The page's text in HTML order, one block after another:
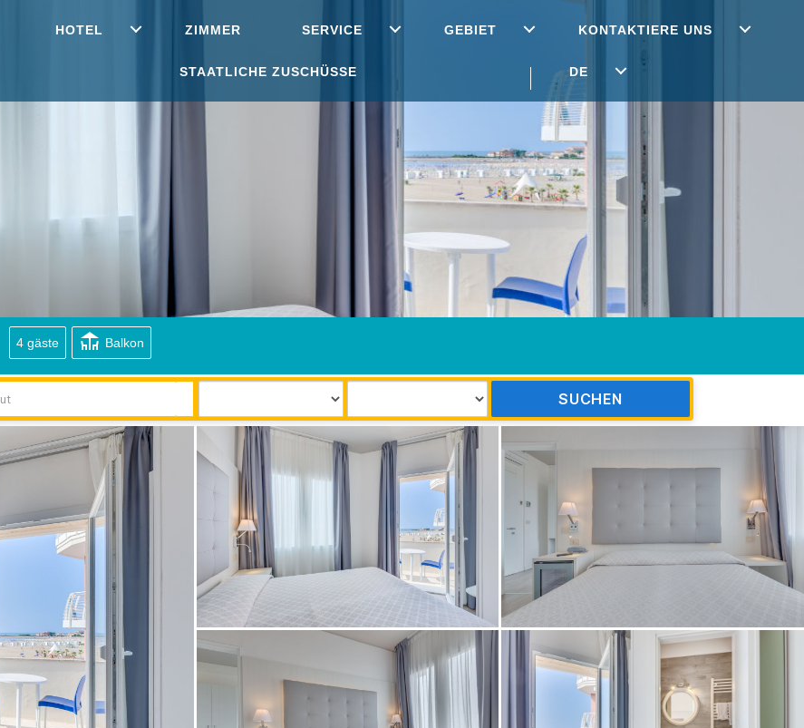
HOTEL ZIMMER SERVICE GEBIET KONTAKTIERE UNS
STAATLICHE ZUSCHÜSSE DE
4 gäste deck Balkon